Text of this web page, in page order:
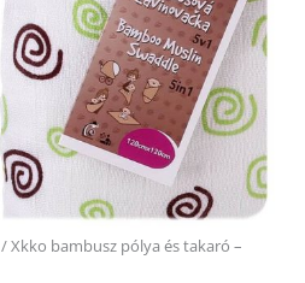
/ Xkko bambusz pólya és takaró –